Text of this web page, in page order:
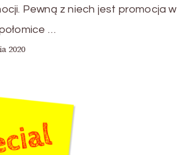
Pewną z niech jest promocja w
…
2020